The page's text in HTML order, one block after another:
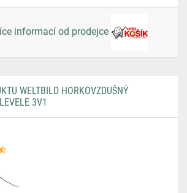
informací od prodejce
WELTBILD HORKOVZDUŠNÝ
3V1